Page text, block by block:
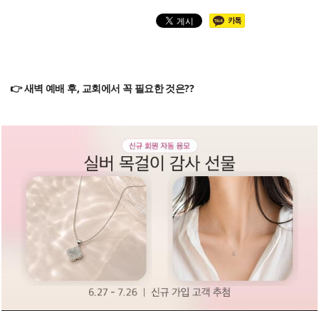
👉 새벽 예배 후, 교회에서 꼭 필요한 것은??